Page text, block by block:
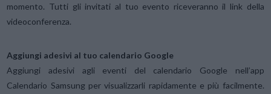
momento. Tutti gli invitati al tuo evento riceveranno il link della
videoconferenza.
Aggiungi adesivi al tuo calendario Google
Aggiungi adesivi agli eventi del calendario Google nell’app
Calendario Samsung per visualizzarli rapidamente e più facilmente.